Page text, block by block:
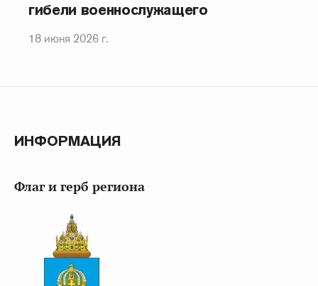
гибели военнослужащего
18 июня 2026 г.
ИНФОРМАЦИЯ
Флаг и герб региона